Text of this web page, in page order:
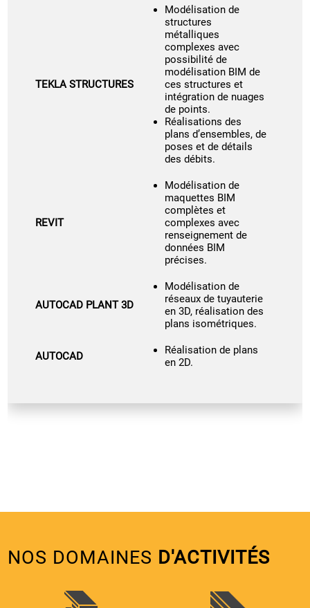
TEKLA STRUCTURES
Modélisation de
structures
métalliques
complexes avec
possibilité de
modélisation BIM de
ces structures et
intégration de nuages
de points.
Réalisations des
plans d’ensembles, de
poses et de détails
des débits.
REVIT
Modélisation de
maquettes BIM
complètes et
complexes avec
renseignement de
données BIM
précises.
AUTOCAD PLANT 3D
Modélisation de
réseaux de tuyauterie
en 3D, réalisation des
plans isométriques.
AUTOCAD
Réalisation de plans
en 2D.
NOS DOMAINES D'ACTIVITÉS